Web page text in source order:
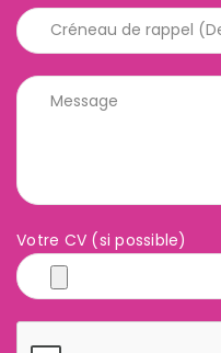
Votre CV (si possible)